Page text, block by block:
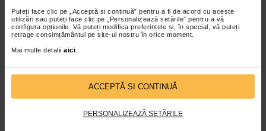
Puteți face clic pe „Acceptă si continuă” pentru a fi de acord cu aceste
utilizări sau puteți face clic pe „Personalizează setările” pentru a vă
configura opțiunile. Vă puteți modifica preferințele și, în special, vă puteți
retrage consimțământul pe site-ul nostru în orice moment.
Mai multe detalii aici
ACCEPTĂ SI CONTINUĂ
PERSONALIZEAZĂ SETĂRILE
de viata, printre alternative se numara si purtarea
ciorapilor compresivi, mentinere unei igiene
eventuale afectiuni.